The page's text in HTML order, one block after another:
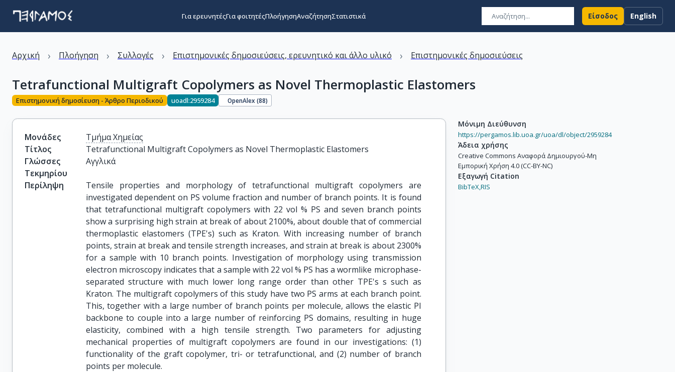
Για ερευνητέςΓια φοιτητέςΠλοήγησηΑναζήτησηΣτατιστικά Είσοδος English
Αρχική › Πλοήγηση › Συλλογές › Επιστημονικές δημοσιεύσεις, ερευνητικό και άλλο υλικό › Επιστημονικές δημοσιεύσεις
Tetrafunctional Multigraft Copolymers as Novel Thermoplastic Elastomers
Επιστημονική δημοσίευση - Άρθρο Περιοδικού uoadl:2959284 OpenAlex (88)
Μονάδες
Τμήμα Χημείας
Τίτλος
Tetrafunctional Multigraft Copolymers as Novel Thermoplastic Elastomers
Γλώσσες
Τεκμηρίου
Αγγλικά
Περίληψη
Tensile properties and morphology of tetrafunctional multigraft copolymers are
investigated dependent on PS volume fraction and number of branch points. It is found
that tetrafunctional multigraft copolymers with 22 vol % PS and seven branch points
show a surprising high strain at break of about 2100%, about double that of commercial
thermoplastic elastomers (TPE's) such as Kraton. With increasing number of branch
points, strain at break and tensile strength increases, and strain at break is about 2300%
for a sample with 10 branch points. Investigation of morphology using transmission
electron microscopy indicates that a sample with 22 vol % PS has a wormlike microphase-
separated structure with much lower long range order than other TPE's s such as
Kraton. The multigraft copolymers of this study have two PS arms at each branch point.
This, together with a large number of branch points per molecule, allows the elastic PI
backbone to couple into a large number of reinforcing PS domains, resulting in huge
elasticity, combined with a high tensile strength. Two parameters for adjusting
mechanical properties of multigraft copolymers are found in our investigations: (1)
functionality of the graft copolymer, tri- or tetrafunctional, and (2) number of branch
points per molecule.
Μόνιμη Διεύθυνση
https://pergamos.lib.uoa.gr/uoa/dl/object/2959284
Άδεια χρήσης
Creative Commons Αναφορά Δημιουργού-Μη
Εμπορική Χρήση 4.0 (CC-BY-NC)
Εξαγωγή Citation
BibTeX,RIS